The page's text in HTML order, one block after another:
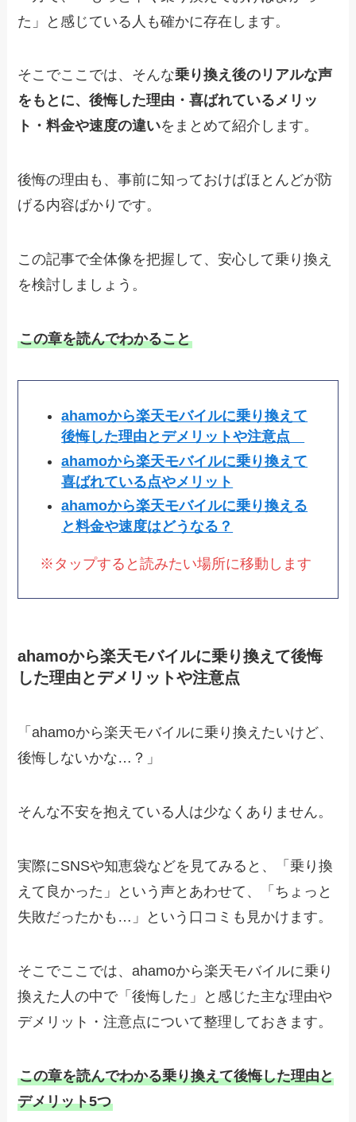
た」と感じている人も確かに存在します。
そこでここでは、そんな乗り換え後のリアルな声
をもとに、後悔した理由・喜ばれているメリッ
ト・料金や速度の違いをまとめて紹介します。
後悔の理由も、事前に知っておけばほとんどが防
げる内容ばかりです。
この記事で全体像を把握して、安心して乗り換え
を検討しましょう。
この章を読んでわかること
ahamoから楽天モバイルに乗り換えて
後悔した理由とデメリットや注意点
ahamoから楽天モバイルに乗り換えて
喜ばれている点やメリット
ahamoから楽天モバイルに乗り換える
と料金や速度はどうなる？
※タップすると読みたい場所に移動します
ahamoから楽天モバイルに乗り換えて後悔
した理由とデメリットや注意点
「ahamoから楽天モバイルに乗り換えたいけど、
後悔しないかな…？」
そんな不安を抱えている人は少なくありません。
実際にSNSや知恵袋などを見てみると、「乗り換
えて良かった」という声とあわせて、「ちょっと
失敗だったかも…」という口コミも見かけます。
そこでここでは、ahamoから楽天モバイルに乗り
換えた人の中で「後悔した」と感じた主な理由や
デメリット・注意点について整理しておきます。
この章を読んでわかる乗り換えて後悔した理由と
デメリット5つ